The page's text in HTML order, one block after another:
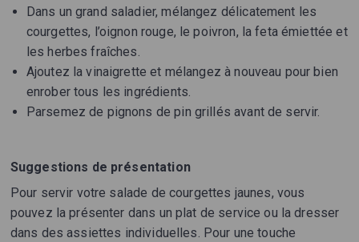
Dans un grand saladier, mélangez délicatement les
courgettes, l’oignon rouge, le poivron, la feta émiettée et
les herbes fraîches.
Ajoutez la vinaigrette et mélangez à nouveau pour bien
enrober tous les ingrédients.
Parsemez de pignons de pin grillés avant de servir.
Suggestions de présentation
Pour servir votre salade de courgettes jaunes, vous
pouvez la présenter dans un plat de service ou la dresser
dans des assiettes individuelles. Pour une touche